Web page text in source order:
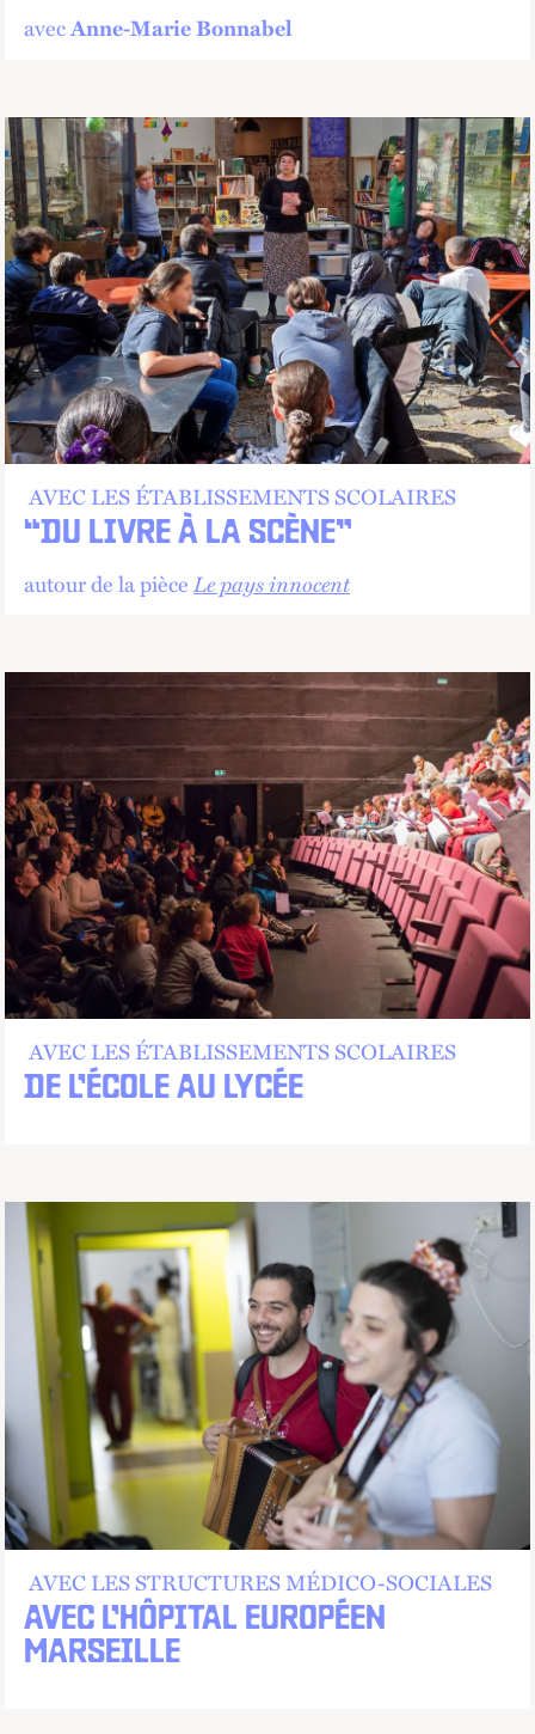
avecAnne-Marie Bonnabel
“DU LIVRE À LA SCÈNE”
AVEC LES ÉTABLISSEMENTS SCOLAIRES
autour de la pièceLe pays innocent
DE L’ÉCOLE AU LYCÉE
AVEC LES ÉTABLISSEMENTS SCOLAIRES
AVEC L’HÔPITAL EUROPÉEN
MARSEILLE
AVEC LES STRUCTURES MÉDICO-SOCIALES